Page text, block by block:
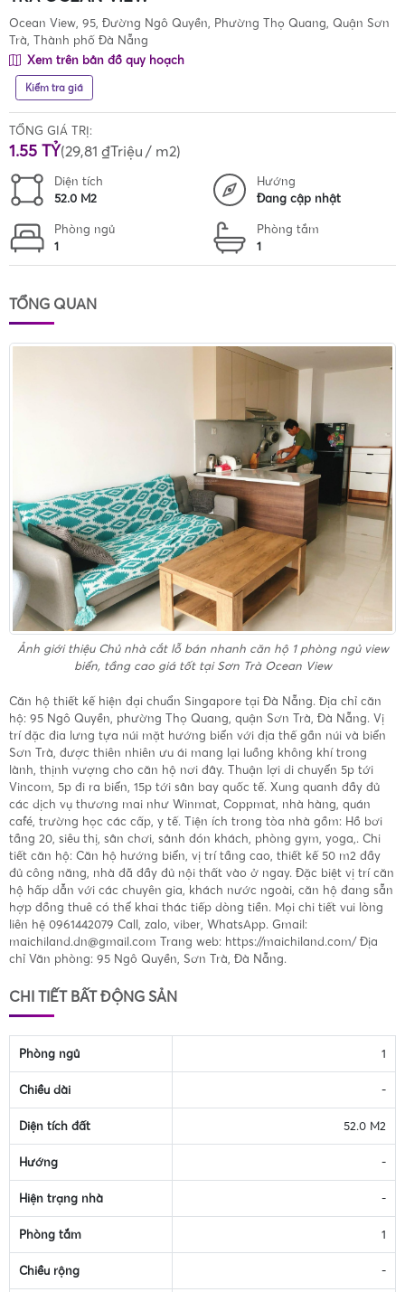
Ocean View, 95, Đường Ngô Quyền, Phường Thọ Quang, Quận Sơn
Trà, Thành phố Đà Nẵng
Xem trên bản đồ quy hoạch
Kiểm tra giá
TỔNG GIÁ TRỊ:
1.55 TỶ(29,81 ₫Triệu / m2)
Diện tích
52.0 M2
Hướng
Đang cập nhật
Phòng ngủ
1
Phòng tắm
1
TỔNG QUAN
Ảnh giới thiệu Chủ nhà cắt lỗ bán nhanh căn hộ 1 phòng ngủ view
biển, tầng cao giá tốt tại Sơn Trà Ocean View
Căn hộ thiết kế hiện đại chuẩn Singapore tại Đà Nẵng. Địa chỉ căn
hộ: 95 Ngô Quyền, phường Thọ Quang, quận Sơn Trà, Đà Nẵng. Vị
trí đặc đia lưng tựa núi mặt hướng biển với địa thế gần núi và biển
Sơn Trà, được thiên nhiên ưu ái mang lại luồng không khí trong
lành, thịnh vượng cho căn hộ nơi đây. Thuận lợi di chuyển 5p tới
Vincom, 5p đi ra biển, 15p tới sân bay quốc tế. Xung quanh đầy đủ
các dịch vụ thương mai như Winmat, Coppmat, nhà hàng, quán
café, trường học các cấp, y tế. Tiện ích trong tòa nhà gồm: Hồ bơi
tầng 20, siêu thị, sân chơi, sảnh đón khách, phòng gym, yoga,. Chi
tiết căn hộ: Căn hộ hướng biển, vị trí tầng cao, thiết kế 50 m2 đầy
đủ công năng, nhà đã đầy đủ nội thất vào ở ngay. Đặc biệt vị trí căn
hộ hấp dẫn với các chuyên gia, khách nước ngoài, căn hộ đang sẵn
hợp đồng thuê có thể khai thác tiếp dòng tiền. Mọi chi tiết vui lòng
liên hệ 0961442079 Call, zalo, viber, WhatsApp. Gmail:
maichiland.dn@gmail.com Trang web: https://maichiland.com/ Địa
chỉ Văn phòng: 95 Ngô Quyền, Sơn Trà, Đà Nẵng.
CHI TIẾT BẤT ĐỘNG SẢN
Phòng ngủ 1
Chiều dài -
Diện tích đất 52.0 M2
Hướng -
Hiện trạng nhà -
Phòng tắm 1
Chiều rộng -